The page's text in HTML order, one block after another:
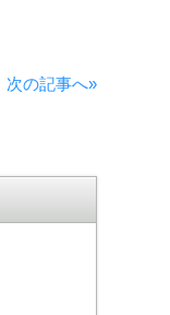
次の記事へ»